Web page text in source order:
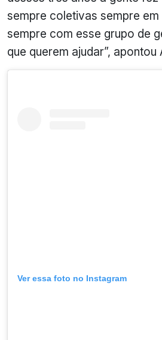
sempre coletivas sempre
sempre com esse grupo de
que querem ajudar”,
Ver essa foto no Instagram